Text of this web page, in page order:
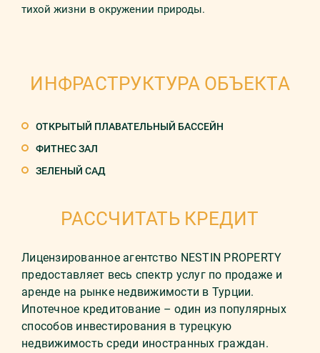
тихой жизни в окружении природы.
ИНФРАСТРУКТУРА ОБЪЕКТА
ОТКРЫТЫЙ ПЛАВАТЕЛЬНЫЙ БАССЕЙН
ФИТНЕС ЗАЛ
ЗЕЛЕНЫЙ САД
РАССЧИТАТЬ КРЕДИТ
Лицензированное агентство NESTIN PROPERTY
предоставляет весь спектр услуг по продаже и
аренде на рынке недвижимости в Турции.
Ипотечное кредитование – один из популярных
способов инвестирования в турецкую
недвижимость среди иностранных граждан.